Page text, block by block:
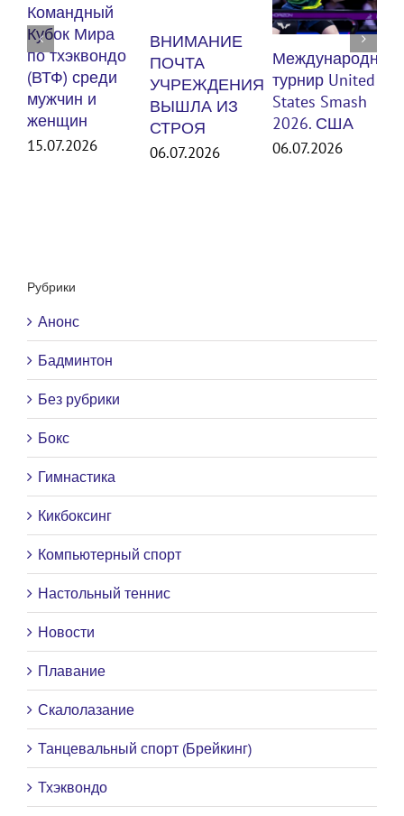
Командный
Кубок Мира
по тхэквондо
(ВТФ) среди
мужчин и
женщин
15.07.2026
ВНИМАНИЕ
ПОЧТА
УЧРЕЖДЕНИЯ
ВЫШЛА ИЗ
СТРОЯ
06.07.2026
Международный
турнир United
States Smash
2026. США
06.07.2026
Рубрики
Анонс
Бадминтон
Без рубрики
Бокс
Гимнастика
Кикбоксинг
Компьютерный спорт
Настольный теннис
Новости
Плавание
Скалолазание
Танцевальный спорт (Брейкинг)
Тхэквондо